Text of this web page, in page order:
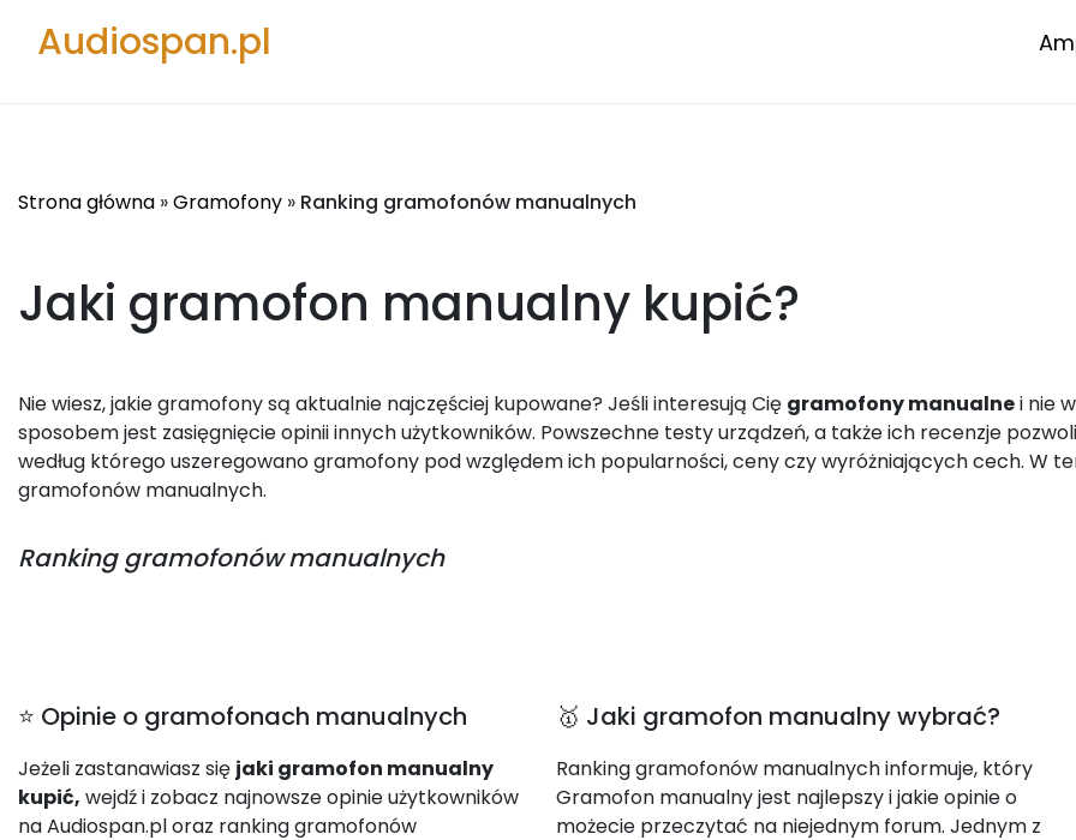
Audiospan.pl
Strona główna »Gramofony » Ranking gramofonów manualnych
Jaki gramofon manualny kupić?
Nie wiesz, jakie gramofony są aktualnie najczęściej kupowane? Jeśli interesują Cię gramofony manualnei nie
sposobem jest zasięgnięcie opinii innych użytkowników. Powszechne testy urządzeń, a także ich recenzje
według którego uszeregowano gramofony pod względem ich popularności, ceny czy wyróżniających cech. W
gramofonów manualnych.
Ranking gramofonów manualnych
⭐ Opinie o gramofonach manualnych
Jeżeli zastanawiasz się jaki gramofon manualny
kupić, wejdź i zobacz najnowsze opinie użytkowników
na Audiospan.pl oraz ranking gramofonów
🥇 Jaki gramofon manualny wybrać?
Ranking gramofonów manualnych informuje, który
Gramofon manualny jest najlepszy i jakie opinie o
możecie przeczytać na niejednym forum. Jednym z